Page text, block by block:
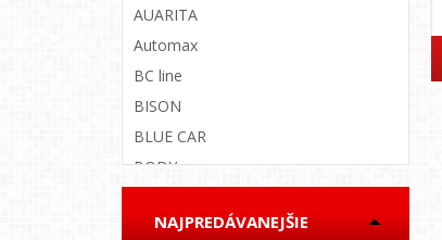
AUARITA
Automax
BC line
BISON
BLUE CAR
BODY
BOSS AUTO
NAJPREDÁVANEJŠIE